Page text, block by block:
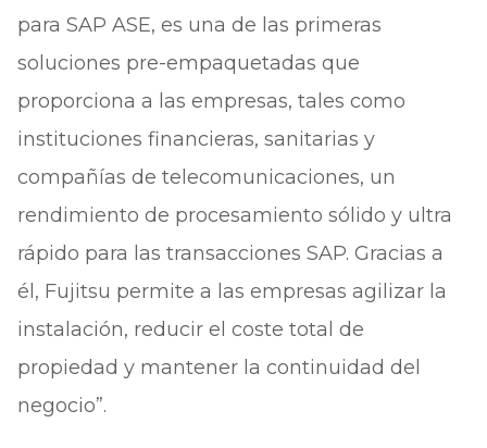
para SAP ASE, es una de las primeras
soluciones pre-empaquetadas que
proporciona a las empresas, tales como
instituciones financieras, sanitarias y
compañías de telecomunicaciones, un
rendimiento de procesamiento sólido y ultra
rápido para las transacciones SAP. Gracias a
él, Fujitsu permite a las empresas agilizar la
instalación, reducir el coste total de
propiedad y mantener la continuidad del
negocio”.